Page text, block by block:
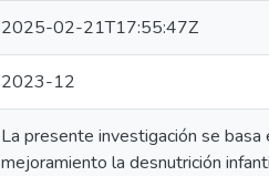
2025-02-21T17:55:47Z
2023-12
La presente investigación se
mejoramiento la desnutrición